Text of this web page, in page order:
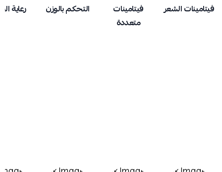
فيتامينات الشعر
فيتامينات
متعددة
التحكم بالوزن رعاية